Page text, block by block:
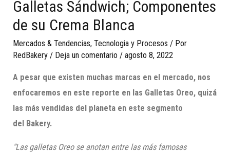
Galletas Sándwich; Componentes
de su Crema Blanca
Mercados & Tendencias,Tecnologia y Procesos / Por
RedBakery / Deja un comentario /agosto 8, 2022
A pesar que existen muchas marcas en el mercado, nos
enfocaremos en este reporte en las Galletas Oreo, quizá
las más vendidas del planeta en este segmento
del Bakery.
“Las galletas Oreo se anotan entre las más famosas